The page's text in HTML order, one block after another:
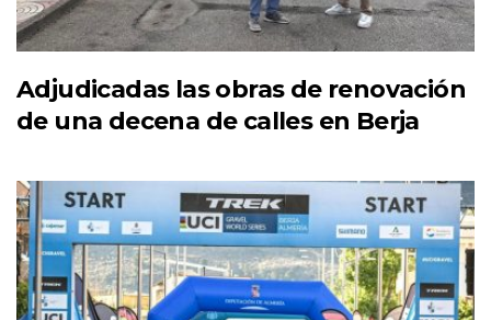
Adjudicadas las obras de renovación
de una decena de calles en Berja